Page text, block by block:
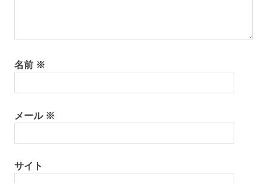
名前 ※
メール ※
サイト